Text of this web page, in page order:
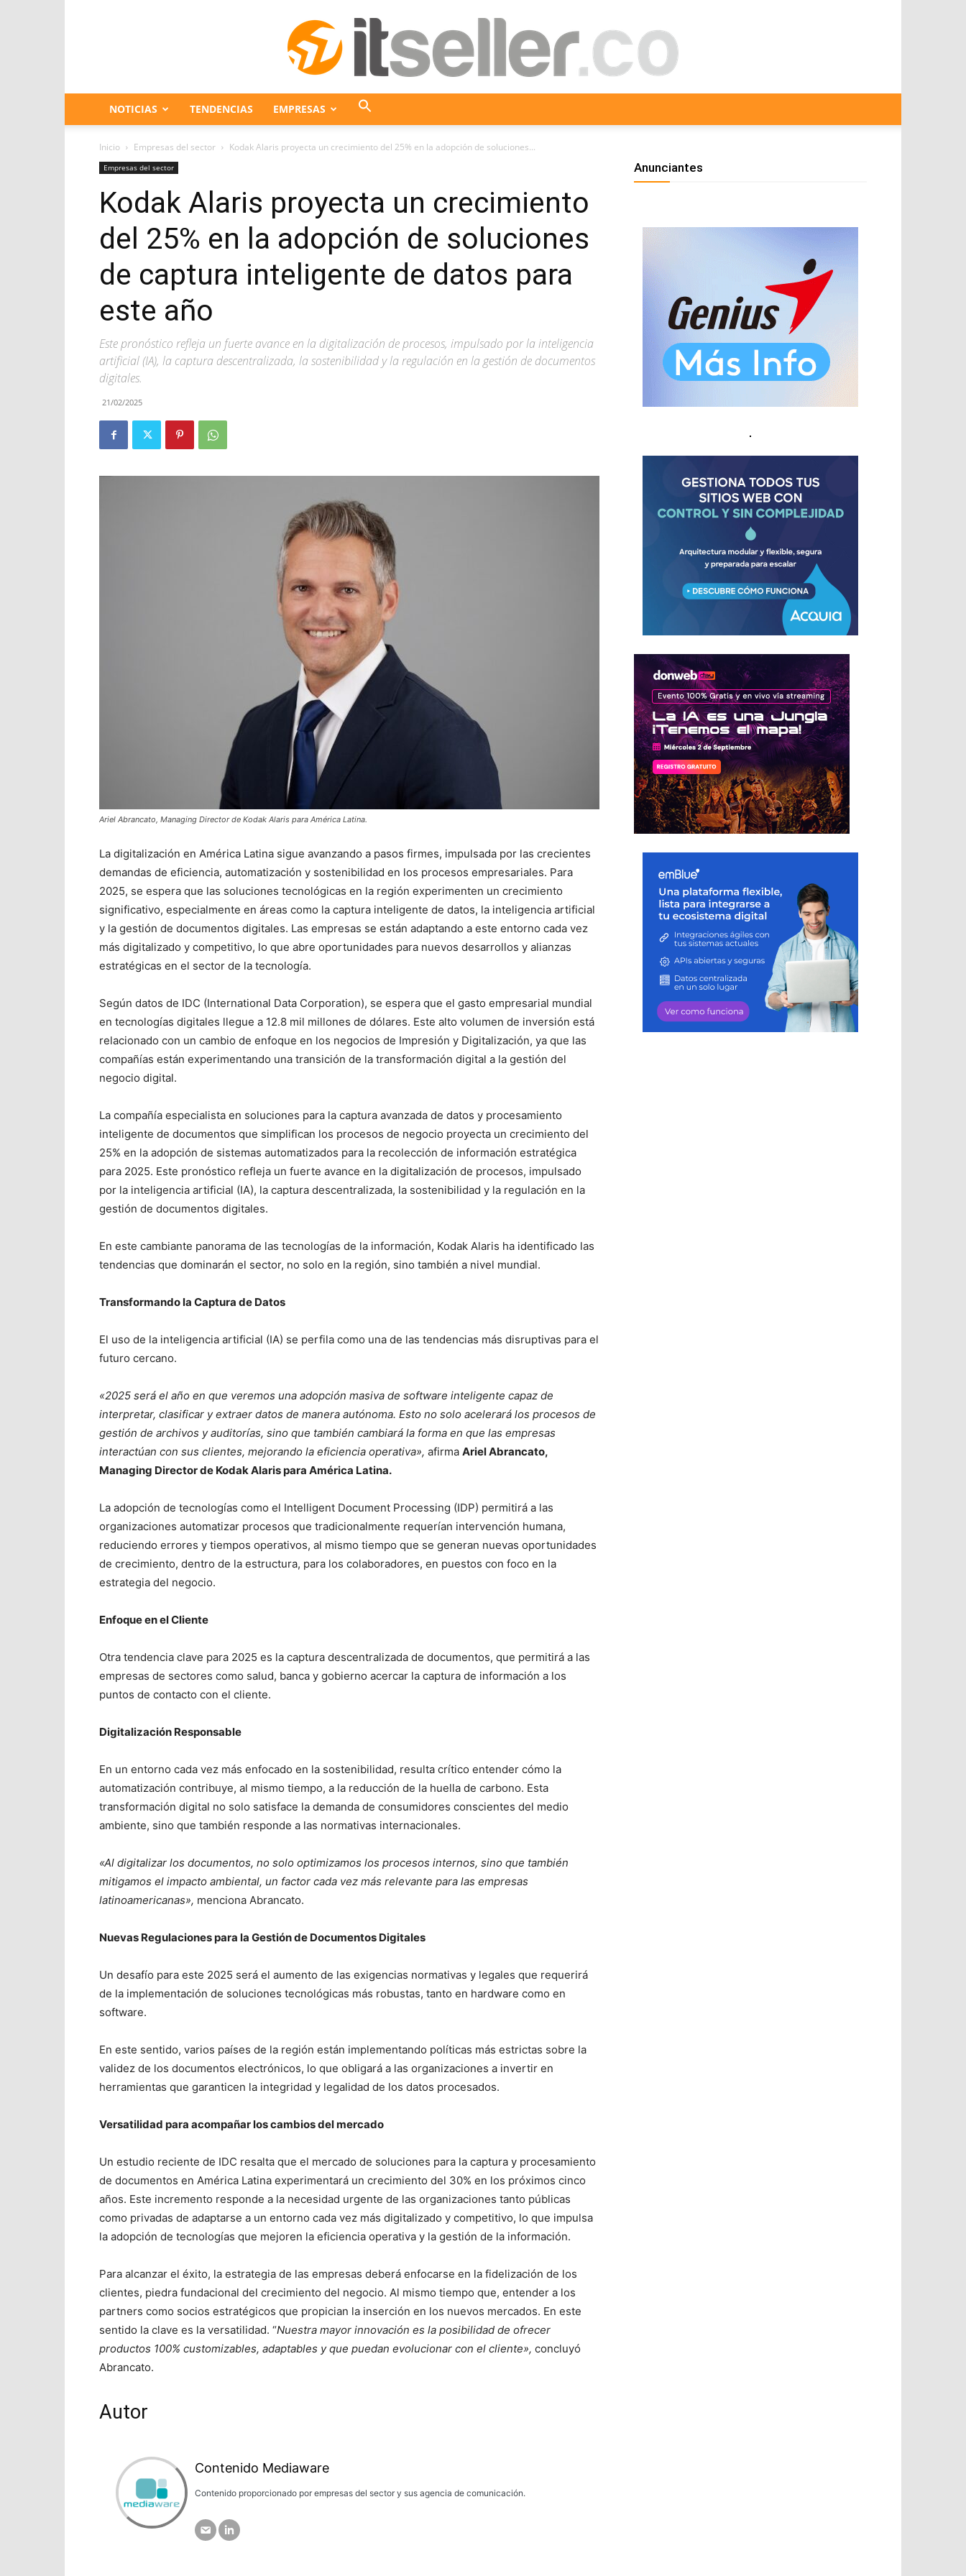
ITseller
Colombia
NOTICIAS TENDENCIAS EMPRESAS
Inicio Empresas del sector Kodak Alaris proyecta un crecimiento del 25% en la adopción de soluciones...
Empresas del sector
Kodak Alaris proyecta un crecimiento
del 25% en la adopción de soluciones
de captura inteligente de datos para
este año
Este pronóstico refleja un fuerte avance en la digitalización de procesos, impulsado por la inteligencia
artificial (IA), la captura descentralizada, la sostenibilidad y la regulación en la gestión de documentos
digitales.
21/02/2025
Ariel Abrancato, Managing Director de Kodak Alaris para América Latina.
La digitalización en América Latina sigue avanzando a pasos firmes, impulsada por las crecientes
demandas de eficiencia, automatización y sostenibilidad en los procesos empresariales. Para
2025, se espera que las soluciones tecnológicas en la región experimenten un crecimiento
significativo, especialmente en áreas como la captura inteligente de datos, la inteligencia artificial
y la gestión de documentos digitales. Las empresas se están adaptando a este entorno cada vez
más digitalizado y competitivo, lo que abre oportunidades para nuevos desarrollos y alianzas
estratégicas en el sector de la tecnología.
Según datos de IDC (International Data Corporation), se espera que el gasto empresarial mundial
en tecnologías digitales llegue a 12.8 mil millones de dólares. Este alto volumen de inversión está
relacionado con un cambio de enfoque en los negocios de Impresión y Digitalización, ya que las
compañías están experimentando una transición de la transformación digital a la gestión del
negocio digital.
La compañía especialista en soluciones para la captura avanzada de datos y procesamiento
inteligente de documentos que simplifican los procesos de negocio proyecta un crecimiento del
25% en la adopción de sistemas automatizados para la recolección de información estratégica
para 2025. Este pronóstico refleja un fuerte avance en la digitalización de procesos, impulsado
por la inteligencia artificial (IA), la captura descentralizada, la sostenibilidad y la regulación en la
gestión de documentos digitales.
En este cambiante panorama de las tecnologías de la información, Kodak Alaris ha identificado las
tendencias que dominarán el sector, no solo en la región, sino también a nivel mundial.
Transformando la Captura de Datos
El uso de la inteligencia artificial (IA) se perfila como una de las tendencias más disruptivas para el
futuro cercano.
«2025 será el año en que veremos una adopción masiva de software inteligente capaz de
interpretar, clasificar y extraer datos de manera autónoma. Esto no solo acelerará los procesos de
gestión de archivos y auditorías, sino que también cambiará la forma en que las empresas
interactúan con sus clientes, mejorando la eficiencia operativa», afirma Ariel Abrancato,
Managing Director de Kodak Alaris para América Latina.
La adopción de tecnologías como el Intelligent Document Processing (IDP) permitirá a las
organizaciones automatizar procesos que tradicionalmente requerían intervención humana,
reduciendo errores y tiempos operativos, al mismo tiempo que se generan nuevas oportunidades
de crecimiento, dentro de la estructura, para los colaboradores, en puestos con foco en la
estrategia del negocio.
Enfoque en el Cliente
Otra tendencia clave para 2025 es la captura descentralizada de documentos, que permitirá a las
empresas de sectores como salud, banca y gobierno acercar la captura de información a los
puntos de contacto con el cliente.
Digitalización Responsable
En un entorno cada vez más enfocado en la sostenibilidad, resulta crítico entender cómo la
automatización contribuye, al mismo tiempo, a la reducción de la huella de carbono. Esta
transformación digital no solo satisface la demanda de consumidores conscientes del medio
ambiente, sino que también responde a las normativas internacionales.
«Al digitalizar los documentos, no solo optimizamos los procesos internos, sino que también
mitigamos el impacto ambiental, un factor cada vez más relevante para las empresas
latinoamericanas», menciona Abrancato.
Nuevas Regulaciones para la Gestión de Documentos Digitales
Un desafío para este 2025 será el aumento de las exigencias normativas y legales que requerirá
de la implementación de soluciones tecnológicas más robustas, tanto en hardware como en
software.
En este sentido, varios países de la región están implementando políticas más estrictas sobre la
validez de los documentos electrónicos, lo que obligará a las organizaciones a invertir en
herramientas que garanticen la integridad y legalidad de los datos procesados.
Versatilidad para acompañar los cambios del mercado
Un estudio reciente de IDC resalta que el mercado de soluciones para la captura y procesamiento
de documentos en América Latina experimentará un crecimiento del 30% en los próximos cinco
años. Este incremento responde a la necesidad urgente de las organizaciones tanto públicas
como privadas de adaptarse a un entorno cada vez más digitalizado y competitivo, lo que impulsa
la adopción de tecnologías que mejoren la eficiencia operativa y la gestión de la información.
Para alcanzar el éxito, la estrategia de las empresas deberá enfocarse en la fidelización de los
clientes, piedra fundacional del crecimiento del negocio. Al mismo tiempo que, entender a los
partners como socios estratégicos que propician la inserción en los nuevos mercados. En este
sentido la clave es la versatilidad. “Nuestra mayor innovación es la posibilidad de ofrecer
productos 100% customizables, adaptables y que puedan evolucionar con el cliente», concluyó
Abrancato.
Autor
Contenido Mediaware
Contenido proporcionado por empresas del sector y sus agencia de comunicación.
Anunciantes